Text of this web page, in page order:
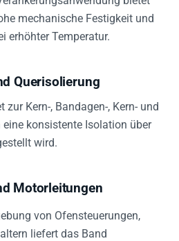
mechanische Festigkeit und
erhöhter Temperatur.
Querisolierung
Kern-, Bandagen-, Kern- und
konsistente Isolation über
wird.
Motorleitungen
von Ofensteuerungen,
liefert das Band